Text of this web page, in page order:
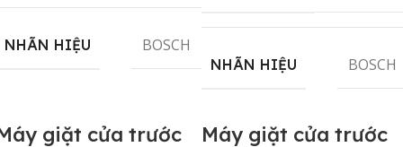
NHÃN HIỆU BOSCH
NHÃN HIỆU BOSCH
giặt cửa trước
Máy giặt cửa trước